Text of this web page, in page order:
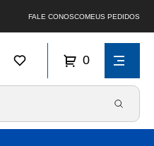
FALE CONOSCOMEUS PEDIDOS
0